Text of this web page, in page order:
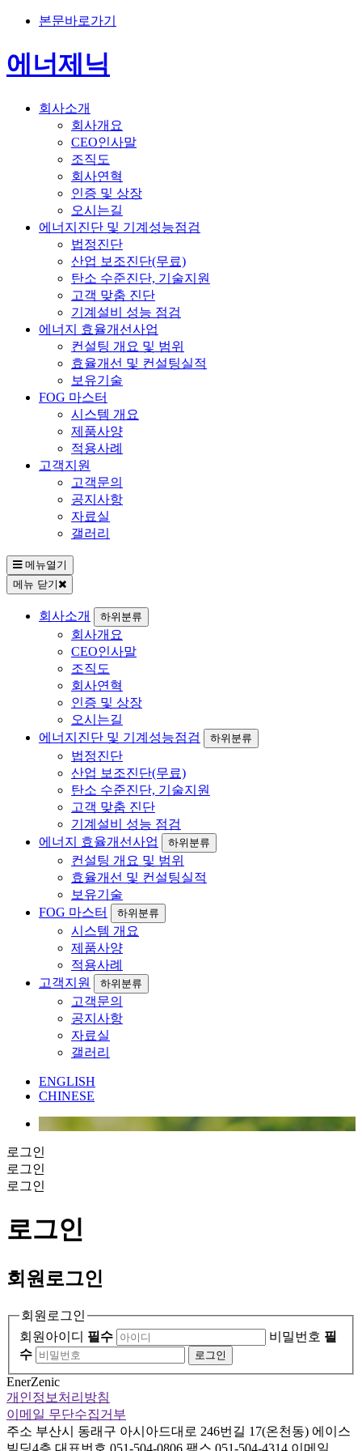
본문바로가기
에너제닉
회사소개
회사개요
CEO인사말
조직도
회사연혁
인증 및 상장
오시는길
에너지진단 및 기계성능점검
법정진단
산업 보조진단(무료)
탄소 수준진단, 기술지원
고객 맞춤 진단
기계설비 성능 점검
에너지 효율개선사업
컨설팅 개요 및 범위
효율개선 및 컨설팅실적
보유기술
FOG 마스터
시스템 개요
제품사양
적용사례
고객지원
고객문의
공지사항
자료실
갤러리
메뉴열기
메뉴 닫기
회사소개 하위분류
회사개요
CEO인사말
조직도
회사연혁
인증 및 상장
오시는길
에너지진단 및 기계성능점검
하위분류
법정진단
산업 보조진단(무료)
탄소 수준진단, 기술지원
고객 맞춤 진단
기계설비 성능 점검
에너지 효율개선사업
하위분류
컨설팅 개요 및 범위
효율개선 및 컨설팅실적
보유기술
FOG 마스터
하위분류
시스템 개요
제품사양
적용사례
고객지원
하위분류
고객문의
공지사항
자료실
갤러리
ENGLISH
CHINESE
로그인
로그인
로그인
로그인
회원 로그인
회원로그인
회원아이디 필수 비밀번호 필
수
로그인
EnerZenic
개인정보처리방침
이메일 무단수집거부
주소 부산시 동래구 아시아드대로 246번길 17(온천동) 에이스